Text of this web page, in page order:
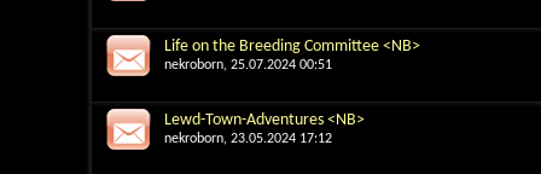
Life on the Breeding Committee <NB>
nekroborn, 25.07.2024 00:51
Lewd-Town-Adventures <NB>
nekroborn, 23.05.2024 17:12